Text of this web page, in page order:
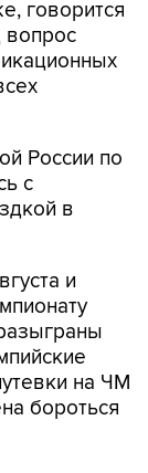
говорится
вопрос
России по
с
в
и
на ЧМ
бороться